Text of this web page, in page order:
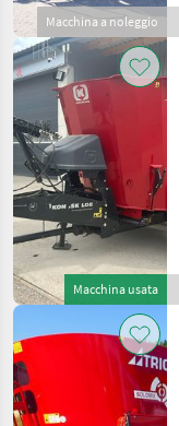
Macchina a noleggio
Macchina usata